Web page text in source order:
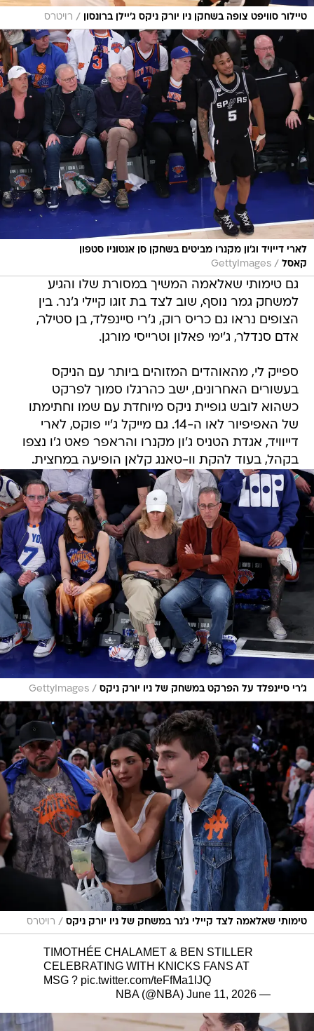
טיילור סוויפט צופה בשחקן ניו יורק ניקס ג'יילן ברונסון / רויטרס
לארי דייויד וג'ון מקנרו מביטים בשחקן סן אנטוניו סטפון
קאסל /
GettyImages
גם טימותי שאלאמה המשיך במסורת שלו והגיע
למשחק גמר נוסף, שוב לצד בת זוגו קיילי ג'נר. בין
הצופים נראו גם כריס רוק, ג'רי סיינפלד, בן סטילר,
אדם סנדלר, ג'ימי פאלון וטרייסי מורגן.
ספייק לי, מהאוהדים המזוהים ביותר עם הניקס
בעשורים האחרונים, ישב כהרגלו סמוך לפרקט
כשהוא לובש גופיית ניקס מיוחדת עם שמו וחתימתו
של האפיפיור לאו ה-14. גם מייקל ג'יי פוקס, לארי
דייוויד, אגדת הטניס ג'ון מקנרו והראפר פאט ג'ו נצפו
בקהל, בעוד להקת וו-טאנג קלאן הופיעה במחצית.
ג'רי סיינפלד על הפרקט במשחק של ניו יורק ניקס /
GettyImages
טימותי שאלאמה לצד קיילי ג'נר במשחק של ניו יורק ניקס / רויטרס
TIMOTHÉE CHALAMET & BEN STILLER
CELEBRATING WITH KNICKS FANS AT
MSG ? pic.twitter.com/teFfMa1lJQ
— NBA (@NBA)
June 11, 2026